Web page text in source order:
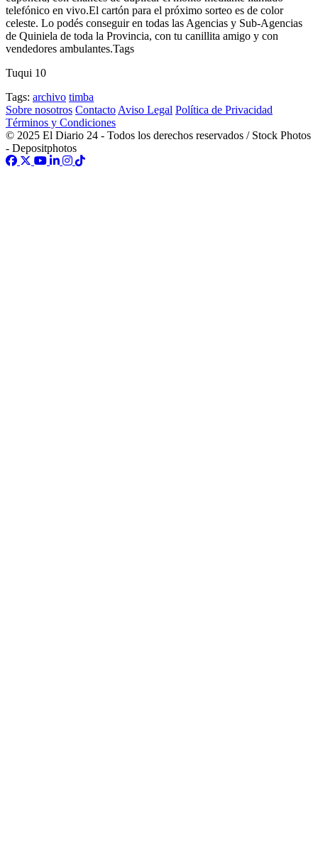
telefónico en vivo.El cartón para el próximo sorteo es de color
celeste. Lo podés conseguir en todas las Agencias y Sub-Agencias
de Quiniela de toda la Provincia, con tu canillita amigo y con
vendedores ambulantes.Tags
Tuqui 10
Tags: archivo timba
Sobre nosotros Contacto Aviso Legal Política de Privacidad
Términos y Condiciones
© 2025 El Diario 24 - Todos los derechos reservados / Stock Photos
- Depositphotos